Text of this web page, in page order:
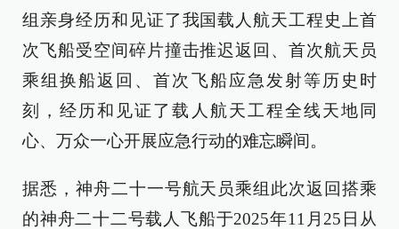
组亲身经历和见证了我国载人航天工程史上首
次飞船受空间碎片撞击推迟返回、首次航天员
乘组换船返回、首次飞船应急发射等历史时
刻，经历和见证了载人航天工程全线天地同
心、万众一心开展应急行动的难忘瞬间。
据悉，神舟二十一号航天员乘组此次返回搭乘
的神舟二十二号载人飞船于2025年11月25日从